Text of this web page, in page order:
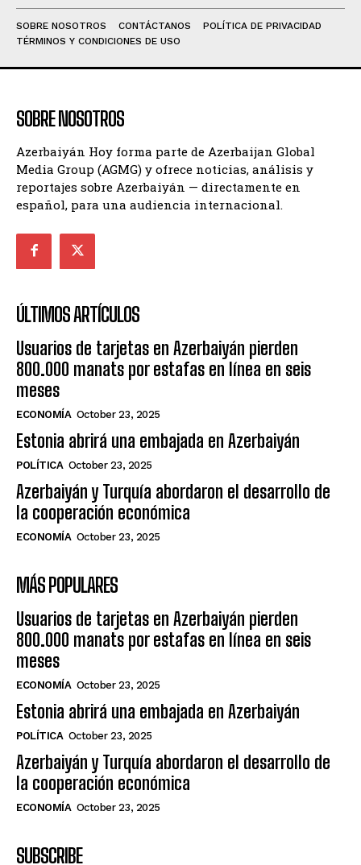
SOBRE NOSOTROS CONTÁCTANOS
POLÍTICA DE PRIVACIDAD
TÉRMINOS Y CONDICIONES DE USO
SOBRE NOSOTROS
Azerbaiyán Hoy forma parte de Azerbaijan Global
Media Group (AGMG) y ofrece noticias, análisis y
reportajes sobre Azerbaiyán — directamente en
español, para una audiencia internacional.
ÚLTIMOS ARTÍCULOS
Usuarios de tarjetas en Azerbaiyán pierden
800.000 manats por estafas en línea en seis
meses
ECONOMÍA October 23, 2025
Estonia abrirá una embajada en Azerbaiyán
POLÍTICA October 23, 2025
Azerbaiyán y Turquía abordaron el desarrollo de
la cooperación económica
ECONOMÍA October 23, 2025
MÁS POPULARES
Usuarios de tarjetas en Azerbaiyán pierden
800.000 manats por estafas en línea en seis
meses
ECONOMÍA October 23, 2025
Estonia abrirá una embajada en Azerbaiyán
POLÍTICA October 23, 2025
Azerbaiyán y Turquía abordaron el desarrollo de
la cooperación económica
ECONOMÍA October 23, 2025
SUBSCRIBE